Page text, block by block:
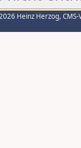
Heinz Herzog,